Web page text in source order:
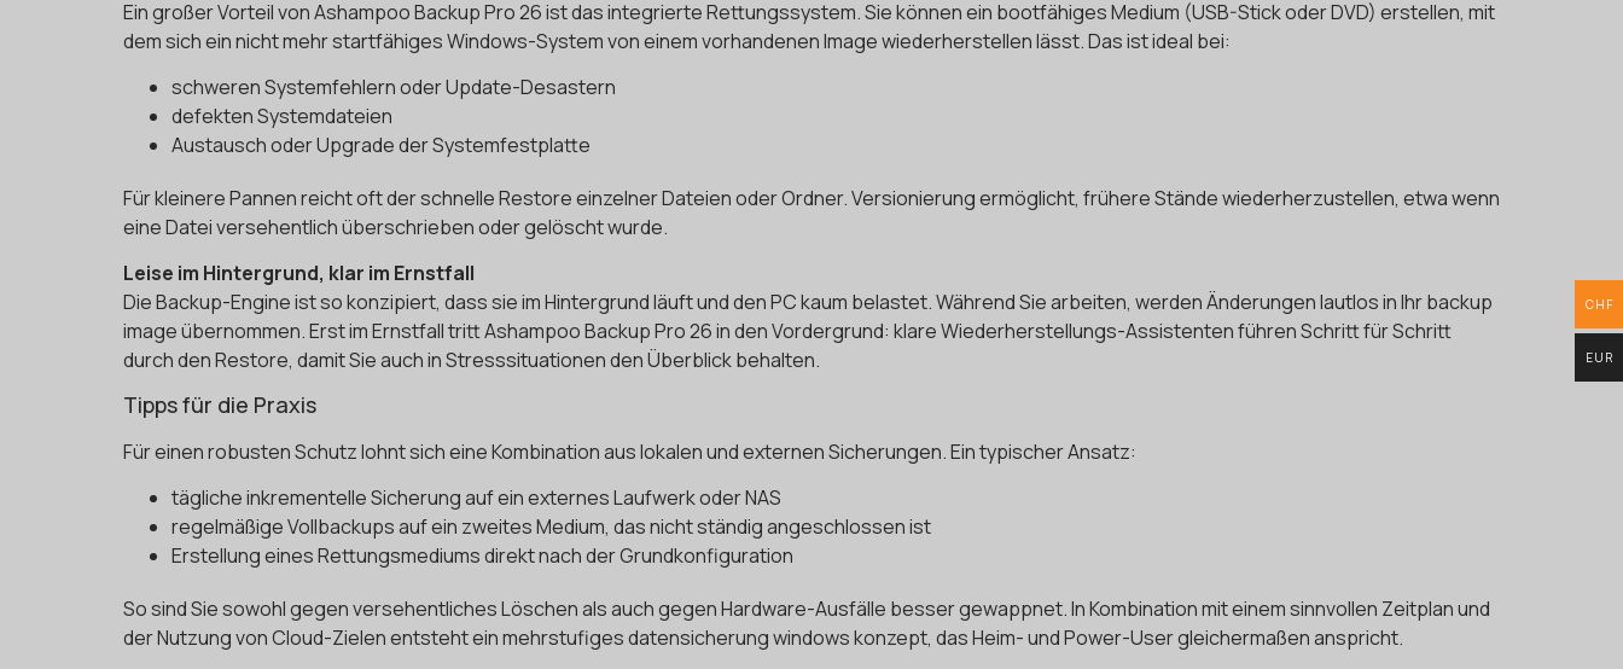
Ein großer Vorteil von Ashampoo Backup Pro 26 ist das integrierte Rettungssystem. Sie können ein bootfähiges Medium (USB-Stick oder DVD) erstellen, mit
dem sich ein nicht mehr startfähiges Windows-System von einem vorhandenen Image wiederherstellen lässt. Das ist ideal bei:
schweren Systemfehlern oder Update-Desastern
defekten Systemdateien
Austausch oder Upgrade der Systemfestplatte
Für kleinere Pannen reicht oft der schnelle Restore einzelner Dateien oder Ordner. Versionierung ermöglicht, frühere Stände wiederherzustellen, etwa wenn
eine Datei versehentlich überschrieben oder gelöscht wurde.
Leise im Hintergrund, klar im Ernstfall
Die Backup-Engine ist so konzipiert, dass sie im Hintergrund läuft und den PC kaum belastet. Während Sie arbeiten, werden Änderungen lautlos in Ihr backup
image übernommen. Erst im Ernstfall tritt Ashampoo Backup Pro 26 in den Vordergrund: klare Wiederherstellungs-Assistenten führen Schritt für Schritt
durch den Restore, damit Sie auch in Stresssituationen den Überblick behalten.
Tipps für die Praxis
Für einen robusten Schutz lohnt sich eine Kombination aus lokalen und externen Sicherungen. Ein typischer Ansatz:
tägliche inkrementelle Sicherung auf ein externes Laufwerk oder NAS
regelmäßige Vollbackups auf ein zweites Medium, das nicht ständig angeschlossen ist
Erstellung eines Rettungsmediums direkt nach der Grundkonfiguration
So sind Sie sowohl gegen versehentliches Löschen als auch gegen Hardware-Ausfälle besser gewappnet. In Kombination mit einem sinnvollen Zeitplan und
der Nutzung von Cloud-Zielen entsteht ein mehrstufiges datensicherung windows konzept, das Heim- und Power-User gleichermaßen anspricht.
CHF
EUR